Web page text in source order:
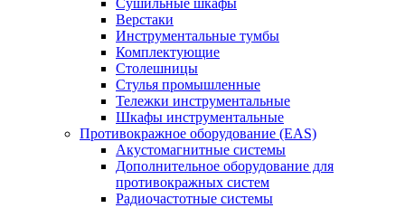
Cушильные шкафы
Верстаки
Инструментальные тумбы
Комплектующие
Столешницы
Стулья промышленные
Тележки инструментальные
Шкафы инструментальные
Противокражное оборудование (EAS)
Акустомагнитные системы
Дополнительное оборудование для
противокражных систем
Радиочастотные системы